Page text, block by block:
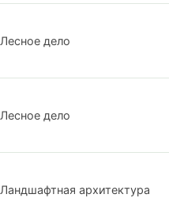
Лесное дело
Лесное дело
Ландшафтная архитектура